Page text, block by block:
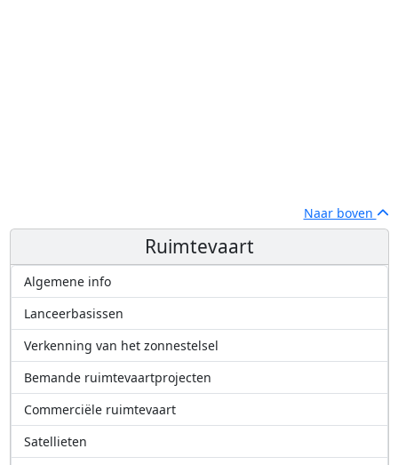
Naar boven
Ruimtevaart
Algemene info
Lanceerbasissen
Verkenning van het zonnestelsel
Bemande ruimtevaartprojecten
Commerciële ruimtevaart
Satellieten